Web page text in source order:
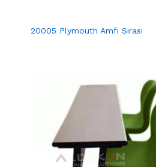
20005 Plymouth Amfi Sırası